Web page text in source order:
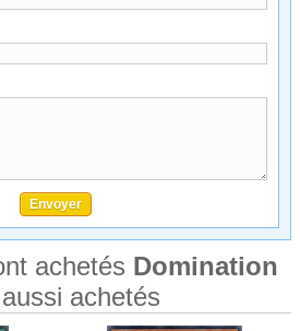
achetés Domination
achetés